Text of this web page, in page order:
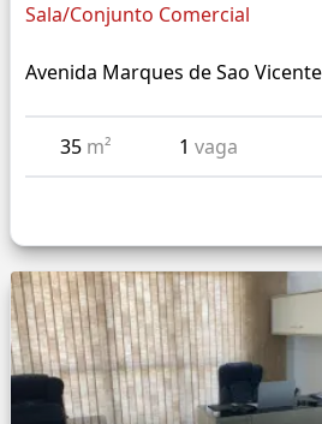
Sala/Conjunto Comercial
Avenida Marques de Sao Vicente
35 m² 1 vaga